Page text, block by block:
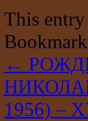
This
←
1956) –